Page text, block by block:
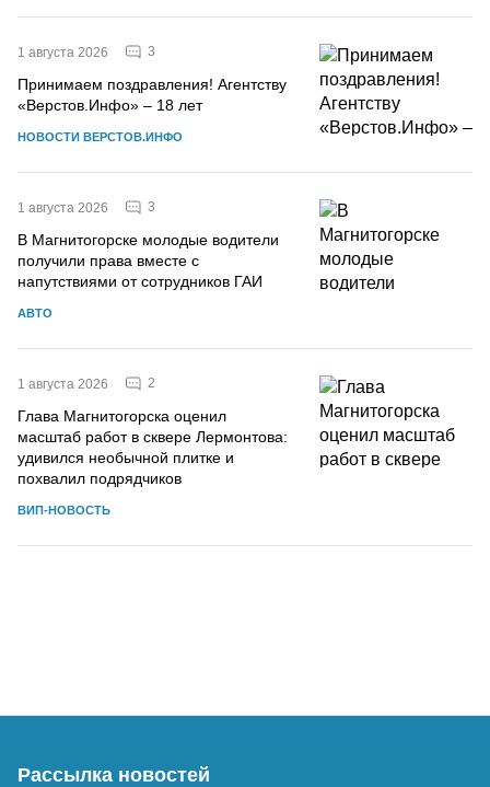
1 августа 2026 3
Принимаем поздравления! Агентству
«Верстов.Инфо» – 18 лет
НОВОСТИ ВЕРСТОВ.ИНФО
1 августа 2026 3
В Магнитогорске молодые водители
получили права вместе с
напутствиями от сотрудников ГАИ
АВТО
1 августа 2026 2
Глава Магнитогорска оценил
масштаб работ в сквере Лермонтова:
удивился необычной плитке и
похвалил подрядчиков
ВИП-НОВОСТЬ
Рассылка новостей